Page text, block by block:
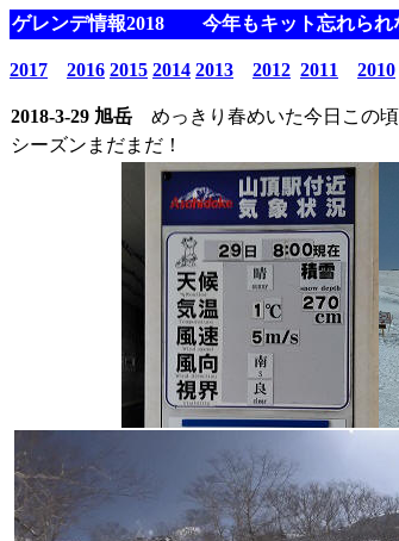
ゲレンデ情報2018 今年もキット忘れられ
2017 2016 2015 2014 2013 2012 2011 2010
2018-3-29 旭岳 めっきり春めいた今日この頃
シーズンまだまだ！